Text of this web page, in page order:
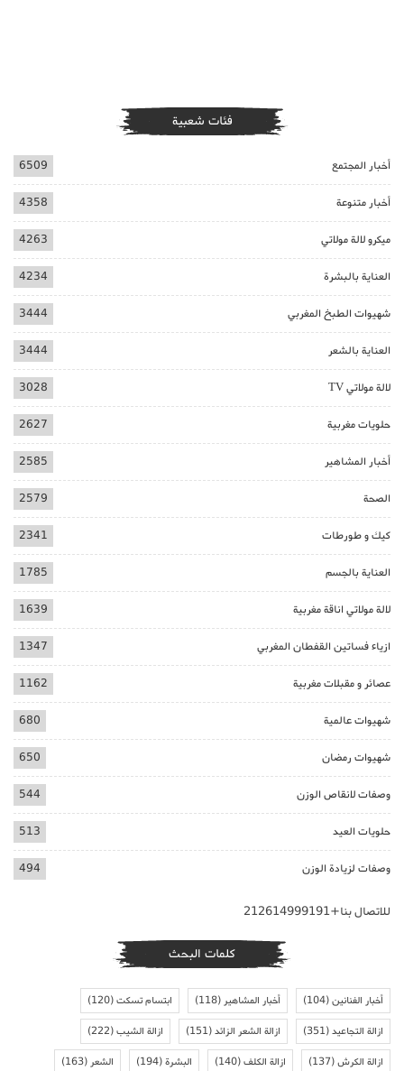
فئات شعبية
أخبار المجتمع 6509
أخبار متنوعة 4358
ميكرو لالة مولاتي 4263
العناية بالبشرة 4234
شهيوات الطبخ المغربي 3444
العناية بالشعر 3444
لالة مولاتي TV 3028
حلويات مغربية 2627
أخبار المشاهير 2585
الصحة 2579
كيك و طورطات 2341
العناية بالجسم 1785
لالة مولاتي اناقة مغربية 1639
ازياء فساتين القفطان المغربي 1347
عصائر و مقبلات مغربية 1162
شهيوات عالمية 680
شهيوات رمضان 650
وصفات لانقاص الوزن 544
حلويات العيد 513
وصفات لزيادة الوزن 494
للاتصال بنا+212614999191
كلمات البحث
أخبار الفنانين(104) أخبار المشاهير(118) ابتسام تسكت(120)
ازالة التجاعيد(351) ازالة الشعر الزائد(151) ازالة الشيب(222)
ازالة الكرش(137) ازالة الكلف(140) البشرة(194) الشعر(163)